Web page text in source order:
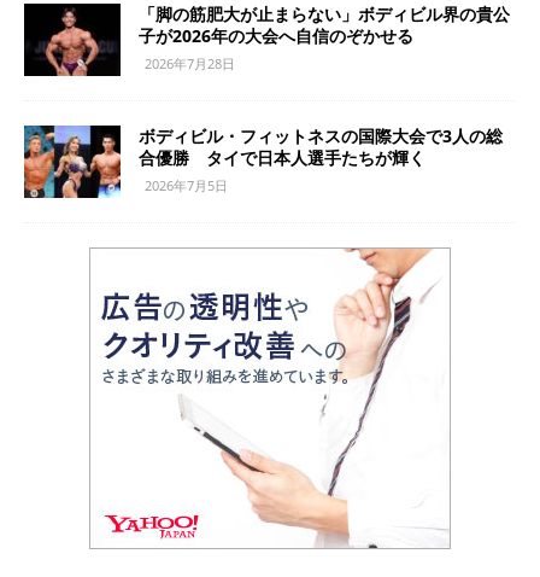
「脚の筋肥大が止まらない」ボディビル界の貴公
子が2026年の大会へ自信のぞかせる
2026年7月28日
ボディビル・フィットネスの国際大会で3人の総
合優勝 タイで日本人選手たちが輝く
2026年7月5日